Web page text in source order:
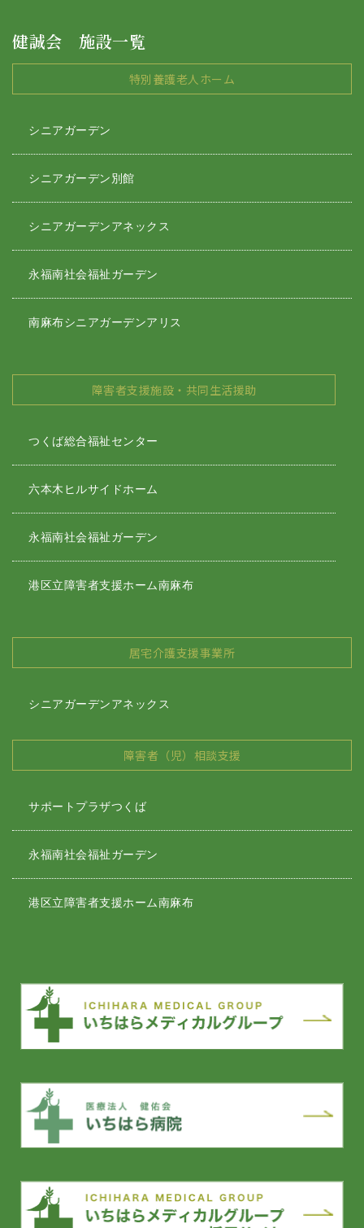
健誠会 施設一覧
特別養護老人ホーム
シニアガーデン
シニアガーデン別館
シニアガーデンアネックス
永福南社会福祉ガーデン
南麻布シニアガーデンアリス
障害者支援施設・共同生活援助
つくば総合福祉センター
六本木ヒルサイドホーム
永福南社会福祉ガーデン
港区立障害者支援ホーム南麻布
居宅介護支援事業所
シニアガーデンアネックス
障害者（児）相談支援
サポートプラザつくば
永福南社会福祉ガーデン
港区立障害者支援ホーム南麻布